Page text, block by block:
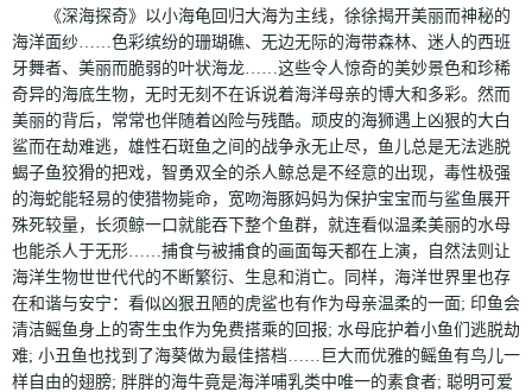
《深海探奇》以小海龟回归大海为主线，徐徐揭开美丽而神秘的
海洋面纱……色彩缤纷的珊瑚礁、无边无际的海带森林、迷人的西班
牙舞者、美丽而脆弱的叶状海龙……这些令人惊奇的美妙景色和珍稀
奇异的海底生物，无时无刻不在诉说着海洋母亲的博大和多彩。然而
美丽的背后，常常也伴随着凶险与残酷。顽皮的海狮遇上凶狠的大白
鲨而在劫难逃，雄性石斑鱼之间的战争永无止尽，鱼儿总是无法逃脱
蝎子鱼狡猾的把戏，智勇双全的杀人鲸总是不经意的出现，毒性极强
的海蛇能轻易的使猎物毙命，宽吻海豚妈妈为保护宝宝而与鲨鱼展开
殊死较量，长须鲸一口就能吞下整个鱼群，就连看似温柔美丽的水母
也能杀人于无形……捕食与被捕食的画面每天都在上演，自然法则让
海洋生物世世代代的不断繁衍、生息和消亡。同样，海洋世界里也存
在和谐与安宁：看似凶狠丑陋的虎鲨也有作为母亲温柔的一面; 印鱼会
清洁鳐鱼身上的寄生虫作为免费搭乘的回报; 水母庇护着小鱼们逃脱劫
难; 小丑鱼也找到了海葵做为最佳搭档……巨大而优雅的鳐鱼有鸟儿一
样自由的翅膀; 胖胖的海牛竟是海洋哺乳类中唯一的素食者; 聪明可爱